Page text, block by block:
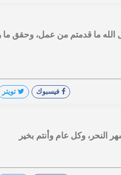
الله ما قدمتم من عمل، وحقق
فيسبوك تويتر
النحر، وكل عام وأنتم بخير